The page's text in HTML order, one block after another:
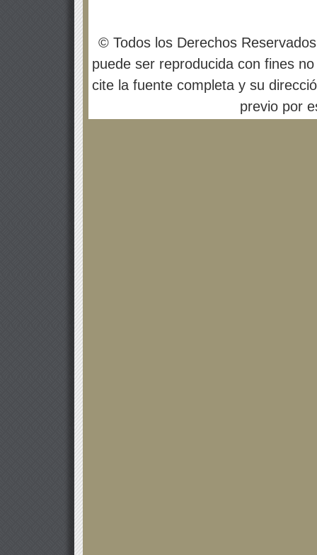
© Todos los Derechos
puede ser reproducida con fines
cite la fuente completa y su
previo por